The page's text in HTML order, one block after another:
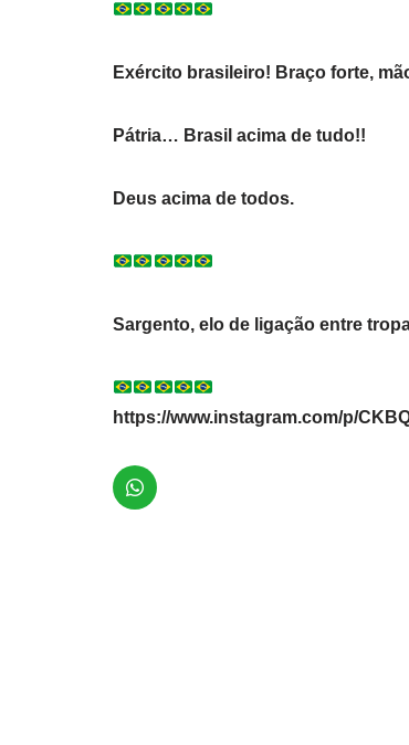
Exército brasileiro! Braço forte,
Pátria… Brasil acima de tudo!!
Deus acima de todos.
Sargento, elo de ligação entre
https://www.instagram.com/p/